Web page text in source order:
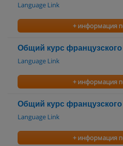
Language Link
+ информация
Общий курс
Language Link
+ информация
Общий курс
Language Link
+ информация